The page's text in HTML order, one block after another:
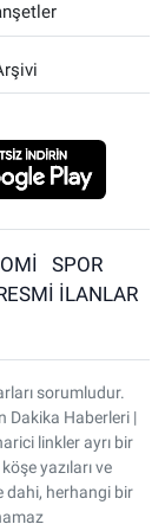
SPOR
İLANLAR
sorumludur.
Dakika Haberleri |
linkler ayrı bir
yazıları ve
dahi, herhangi bir